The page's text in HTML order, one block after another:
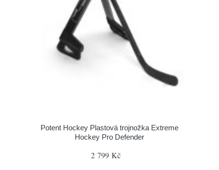
Potent Hockey Plastová trojnožka Extreme
Hockey Pro Defender
2 799 Kč